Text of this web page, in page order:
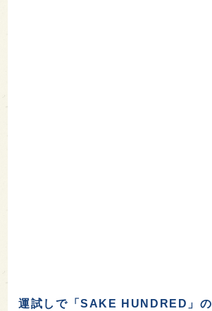
運試しで「SAKE HUNDRED」の